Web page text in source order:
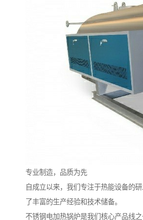
专业制造，品质为先
自成立以来，我们专注于热能设备的
了丰富的生产经验和技术储备。
不锈钢电加热锅炉是我们核心产品线